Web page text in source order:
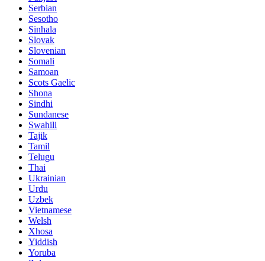
Serbian
Sesotho
Sinhala
Slovak
Slovenian
Somali
Samoan
Scots Gaelic
Shona
Sindhi
Sundanese
Swahili
Tajik
Tamil
Telugu
Thai
Ukrainian
Urdu
Uzbek
Vietnamese
Welsh
Xhosa
Yiddish
Yoruba